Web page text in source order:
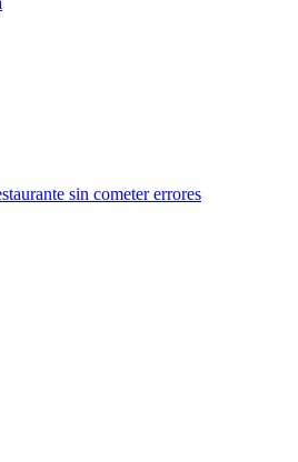
sin cometer errores